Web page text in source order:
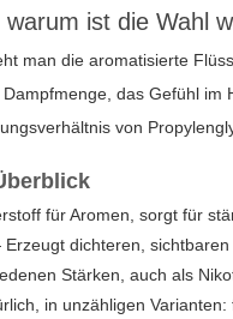
ist die Wahl
man die aromatisierte
das Gefühl
von
für Aromen, sorgt für
dichteren, sichtbaren
Stärken, auch als
in unzähligen